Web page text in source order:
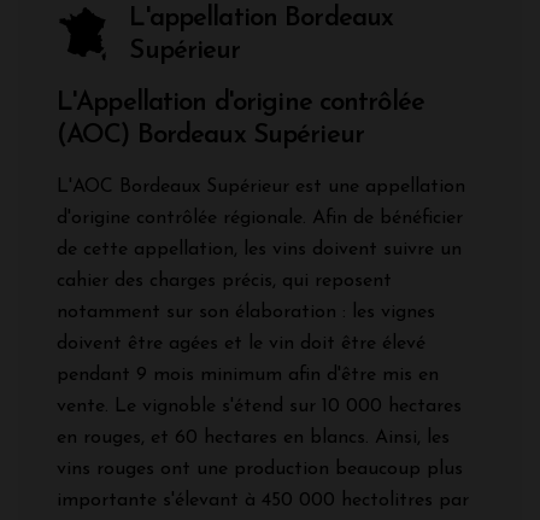
L'appellation Bordeaux
Supérieur
L'Appellation d'origine contrôlée
(AOC) Bordeaux Supérieur
L'AOC Bordeaux Supérieur est une appellation
d'origine contrôlée régionale. Afin de bénéficier
de cette appellation, les vins doivent suivre un
cahier des charges précis, qui reposent
notamment sur son élaboration : les vignes
doivent être agées et le vin doit être élevé
pendant 9 mois minimum afin d'être mis en
vente. Le vignoble s'étend sur 10 000 hectares
en rouges, et 60 hectares en blancs. Ainsi, les
vins rouges ont une production beaucoup plus
importante s'élevant à 450 000 hectolitres par